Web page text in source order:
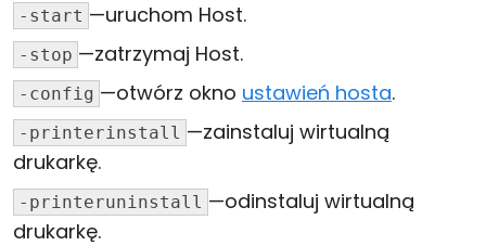
-start —uruchom Host.
-stop —zatrzymaj Host.
-config —otwórz okno ustawień hosta.
-printerinstall —zainstaluj wirtualną
drukarkę.
-printeruninstall —odinstaluj wirtualną
drukarkę.